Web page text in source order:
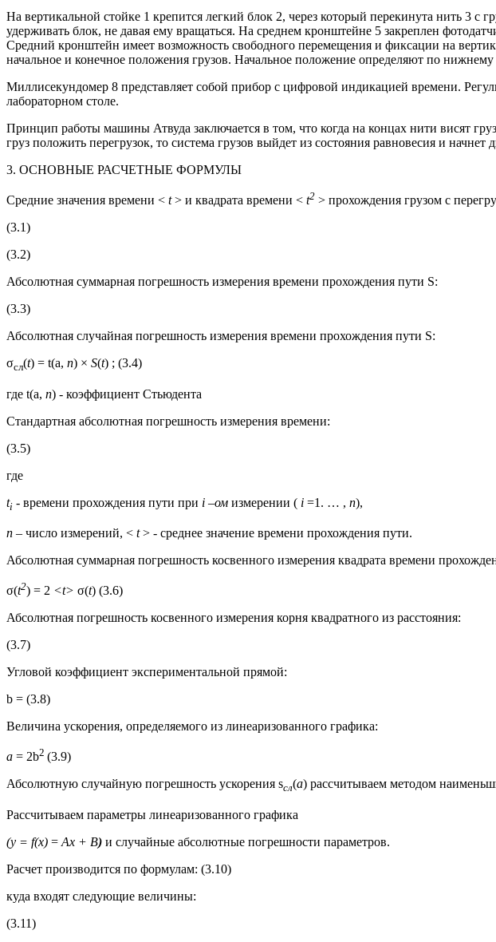
На вертикальной стойке 1 крепится легкий блок 2, через который перекинута нить 3
удерживать блок, не давая ему вращаться. На среднем кронштейне 5 закреплен
Средний кронштейн имеет возможность свободного перемещения и фиксации на
начальное и конечное положения грузов. Начальное положение определяют по нижнему
Миллисекундомер 8 представляет собой прибор с цифровой индикацией времени.
лабораторном столе.
Принцип работы машины Атвуда заключается в том, что когда на концах нити висят
груз положить перегрузок, то система грузов выйдет из состояния равновесия и начнет
3. ОСНОВНЫЕ РАСЧЕТНЫЕ ФОРМУЛЫ
Средние значения времени < t> и квадрата времени < t2 > прохождения грузом с
(3.1)
(3.2)
Абсолютная суммарная погрешность измерения времени прохождения пути S:
(3.3)
Абсолютная случайная погрешность измерения времени прохождения пути S:
σсл(t) = t(a, n) × S(t) ; (3.4)
где t(a, n) - коэффициент Стьюдента
Стандартная абсолютная погрешность измерения времени:
(3.5)
где
ti - времени прохождения пути при i –ом измерении ( i =1. … , n),
n – число измерений, < t> - среднее значение времени прохождения пути.
Абсолютная суммарная погрешность косвенного измерения квадрата времени
σ(t2) = 2 <t> σ(t) (3.6)
Абсолютная погрешность косвенного измерения корня квадратного из расстояния:
(3.7)
Угловой коэффициент экспериментальной прямой:
b = (3.8)
Величина ускорения, определяемого из линеаризованного графика:
a = 2b2 (3.9)
Абсолютную случайную погрешность ускорения sсл(a) рассчитываем методом
Рассчитываем параметры линеаризованного графика
(y = f(x) = Ax + B) и случайные абсолютные погрешности параметров.
Расчет производится по формулам: (3.10)
куда входят следующие величины:
(3.11)